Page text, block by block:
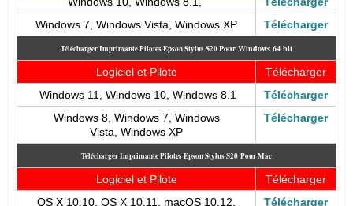
Windows 7, Windows Vista, Windows XP
Télécharger
Télécharger Imprimante Pilotes Epson Stylus S20PourWindows 64 bit
Logiciel et Pilote
Télécharger
Windows 11, Windows 10, Windows 8.1
Télécharger
Windows 8, Windows 7, Windows
Vista, Windows XP
Télécharger
Télécharger Imprimante Pilotes Epson Stylus S20 Pour Mac
Logiciel et Pilote
Télécharger
OS X 10.10, OS X 10.11, macOS 10.12,
Télécharger